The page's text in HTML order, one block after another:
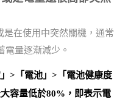
是在使用中突然關機，通常
電量逐漸減少。
>「電池」>「電池健康度
容量低於80%，即表示電